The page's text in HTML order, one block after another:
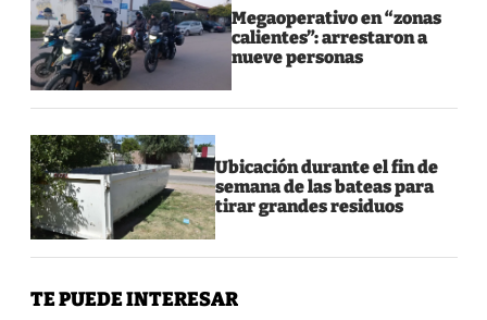
Megaoperativo en “zonas
calientes”: arrestaron a
nueve personas
Ubicación durante el fin de
semana de las bateas para
tirar grandes residuos
TE PUEDE INTERESAR